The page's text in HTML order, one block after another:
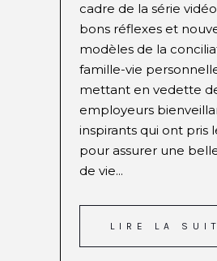
cadre de la série
bons réflexes et
modèles de la
famille-vie
mettant en vedette
employeurs
inspirants qui ont pris
pour assurer une
de vie...
LIRE LA